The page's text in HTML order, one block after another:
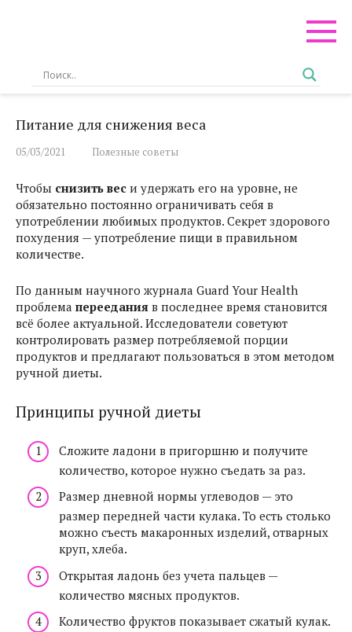
Питание для снижения веса
05/03/2021 Полезные советы
Чтобы снизить вес и удержать его на уровне, не
обязательно постоянно ограничивать себя в
употреблении любимых продуктов. Секрет здорового
похудения — употребление пищи в правильном
количестве.
По данным научного журнала Guard Your Health
проблема переедания в последнее время становится
всё более актуальной. Исследователи советуют
контролировать размер потребляемой порции
продуктов и предлагают пользоваться в этом методом
ручной диеты.
Принципы ручной диеты
Сложите ладони в пригоршню и получите
количество, которое нужно съедать за раз.
Размер дневной нормы углеводов — это
размер передней части кулака. То есть столько
можно съесть макаронных изделий, отварных
круп, хлеба.
Открытая ладонь без учета пальцев —
количество мясных продуктов.
Количество фруктов показывает сжатый кулак.